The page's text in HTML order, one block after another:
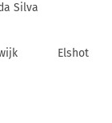
Silva
Elshot